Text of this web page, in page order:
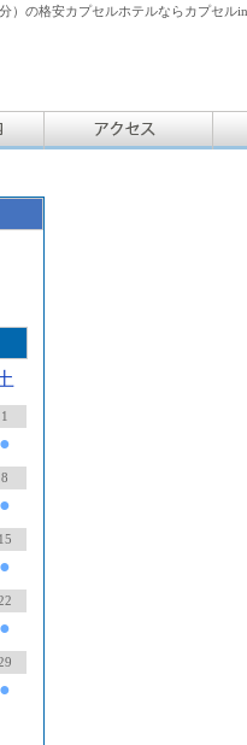
）の格安カプセルホテルならカプセル
1
●
8
●
15
●
●
●